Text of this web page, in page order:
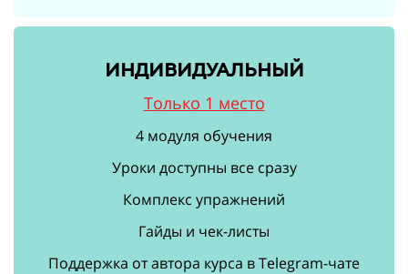
ИНДИВИДУАЛЬНЫЙ
Только 1 место
4 модуля обучения
Уроки доступны все сразу
Комплекс упражнений
Гайды и чек-листы
Поддержка от автора курса в Telegram-чате